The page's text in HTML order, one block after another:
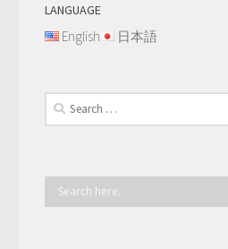
LANGUAGE
English 日本語
Search
for: